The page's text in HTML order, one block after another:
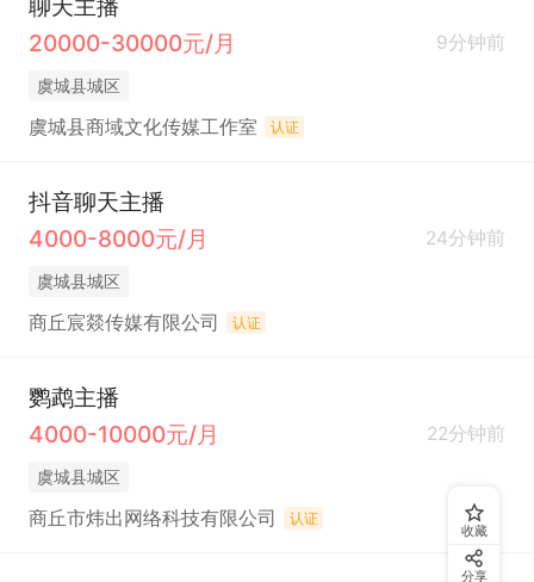
聊天主播
20000-30000元/月
9分钟前
虞城县城区
虞城县商域文化传媒工作室 认证
抖音聊天主播
4000-8000元/月
24分钟前
虞城县城区
商丘宸燚传媒有限公司 认证
鹦鹉主播
4000-10000元/月
22分钟前
虞城县城区
商丘市炜出网络科技有限公司 认证
收藏
分享